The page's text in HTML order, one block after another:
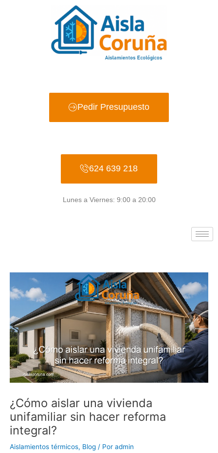
Pedir Presupuesto
624 639 218
Lunes a Viernes: 9:00 a 20:00
¿Cómo aislar una vivienda
unifamiliar sin hacer reforma
integral?
Aislamientos térmicos, Blog / Por admin